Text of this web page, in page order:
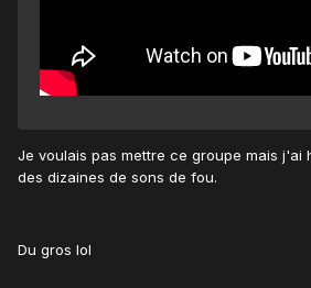
Je voulais pas mettre ce groupe mais j'ai
des dizaines de sons de fou.
Du gros lol